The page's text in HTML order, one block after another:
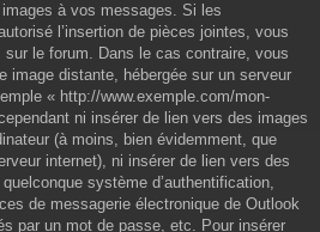
à vos messages. Si les
l’insertion de pièces jointes, vous
sur le forum. Dans le cas contraire, vous
image distante, hébergée sur un serveur
« http://www.exemple.com/mon-
ni insérer de lien vers des images
(à moins, bien évidemment, que
internet), ni insérer de lien vers des
système d’authentification,
de messagerie électronique de Outlook
par un mot de passe, etc. Pour insérer